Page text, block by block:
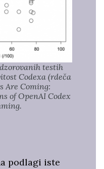
testih
Codexa (rdeča
Are Coming:
of OpenAI Codex
podlagi iste